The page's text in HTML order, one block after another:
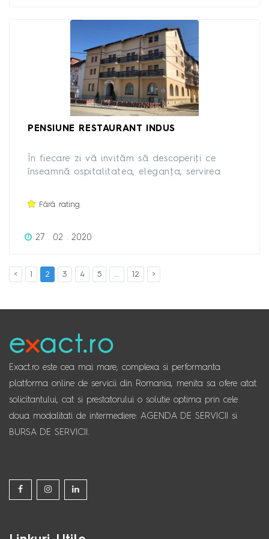
PENSIUNE RESTAURANT INDUS
În fiecare zi vă invităm să descoperiţi ce
înseamnă ospitalitatea, eleganţa, servirea
Fără rating.
27 . 02 . 2020
< 1 2 3 4 5 ... 12 >
Exact.ro este cea mai mare, complexa si performanta
platforma online de servicii din Romania, menita sa ofere atat
solicitantului, cat si prestatorului o solutie optima prin cele
doua modalitati de intermediere: AGENDA DE SERVICII si
BURSA DE SERVICII.